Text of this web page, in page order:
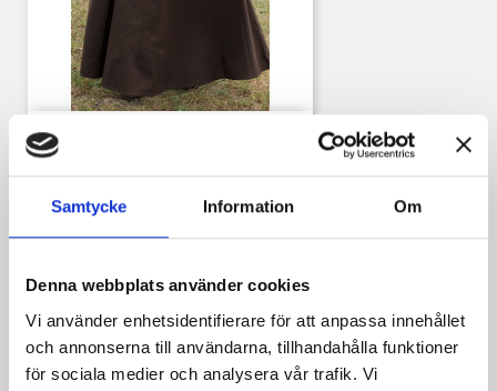
Samtycke Information Om
Denna webbplats använder cookies
Vi använder enhetsidentifierare för att anpassa innehållet
och annonserna till användarna, tillhandahålla funktioner
för sociala medier och analysera vår trafik. Vi
439,00 kr